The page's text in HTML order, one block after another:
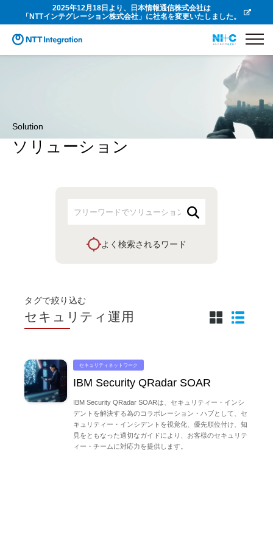
2025年12月18日より、日本情報通信株式会社は
「NTTインテグレーション株式会社」に社名を変更いたしました。
Solution
ソリューション
よく検索されるワード
タグで絞り込む
セキュリティ運用
セキュリティネットワーク
IBM Security QRadar SOAR
IBM Security QRadar SOARは、セキュリティー・インシ
デントを解決する為のコラボレーション・ハブとして、セ
キュリティー・インシデントを視覚化、優先順位付け、知
見をともなった適切なガイドにより、お客様のセキュリテ
ィー・チームに対応力を提供します。